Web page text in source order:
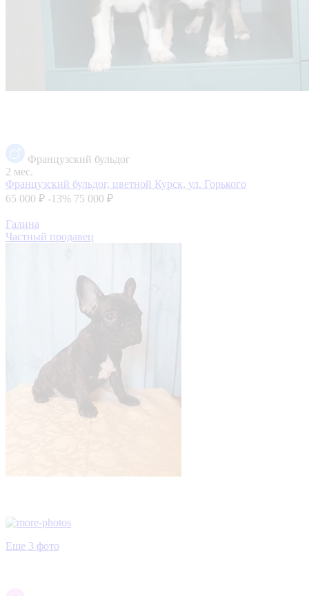
Французский бульдог
2 мес.
Французский бульдог, цветной Курск, ул. Горького
65 000 ₽ -13% 75 000 ₽
Галина
Частный продавец
Еще 3 фото